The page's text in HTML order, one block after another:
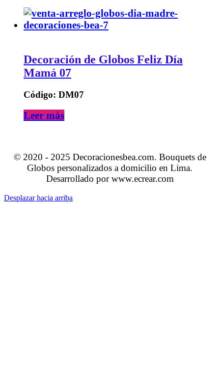
Decoración de Globos Feliz Día
Mamá 07
Código: DM07
Leer más
© 2020 - 2025 Decoracionesbea.com. Bouquets de
Globos personalizados a domicilio en Lima.
Desarrollado por www.ecrear.com
Desplazar hacia arriba